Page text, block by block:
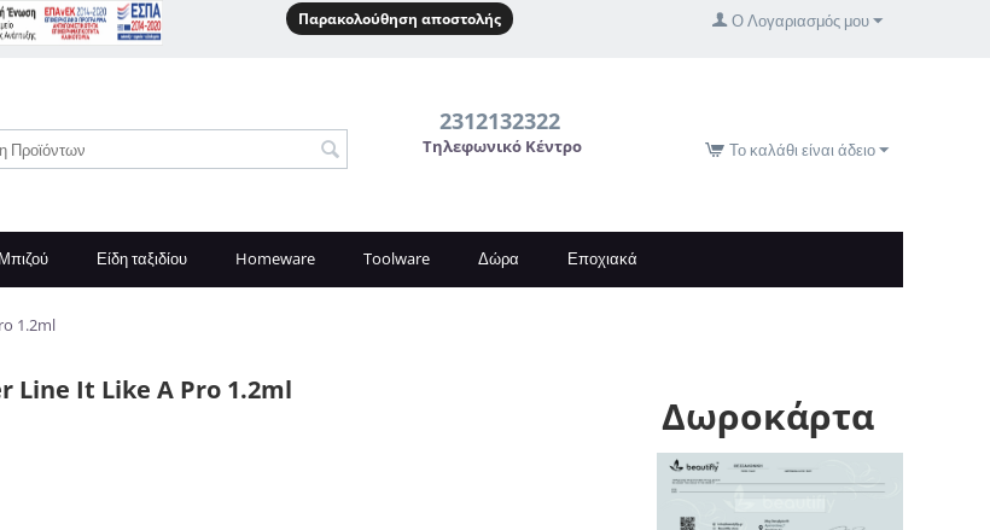
Παρακολούθηση αποστολής Ο Λογαριασμός μου
2312132322
Τηλεφωνικό Κέντρο Το καλάθι είναι άδειο
Μπιζού Είδη ταξιδίου Homeware Toolware Δώρα Εποχιακά
1.2ml
Line It Like A Pro 1.2ml
Δωροκάρτα